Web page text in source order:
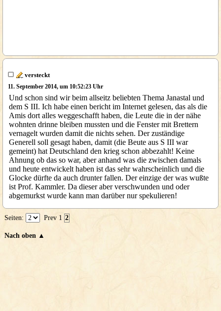
versteckt
11. September 2014, um 10:52:23 Uhr
Und schon sind wir beim allseitz beliebten Thema Janastal und
dem S III. Ich habe einen bericht im Internet gelesen, das als die
Amis dort alles weggeschafft haben, die Leute die in der nähe
wohnten drinne bleiben mussten und die Fenster mit Brettern
vernagelt wurden damit die nichts sehen. Der zuständige
Generell soll gesagt haben, damit (die Beute aus S III war
gemeint) hat Deutschland den krieg schon abbezahlt! Keine
Ahnung ob das so war, aber anhand was die zwischen damals
und heute entwickelt haben ist das sehr wahrscheinlich und die
Glocke dürfte da auch drunter fallen. Der einzige der was wußte
ist Prof. Kammler. Da dieser aber verschwunden und oder
abgemurkst wurde kann man darüber nur spekulieren!
Seiten: Prev 1 2
Nach oben ▲